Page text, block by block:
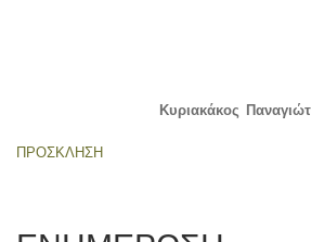
Κυριακάκος
ΠΡΟΣΚΛΗΣΗ